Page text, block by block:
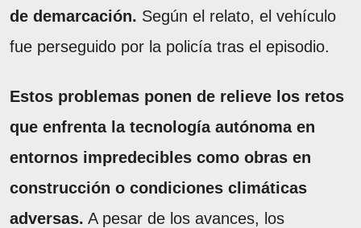
de demarcación. Según el relato, el vehículo
fue perseguido por la policía tras el episodio.
Estos problemas ponen de relieve los retos
que enfrenta la tecnología autónoma en
entornos impredecibles como obras en
construcción o condiciones climáticas
adversas. A pesar de los avances, los